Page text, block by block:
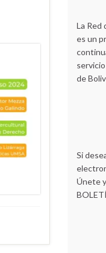
La Red
es un
de
Si
Únete